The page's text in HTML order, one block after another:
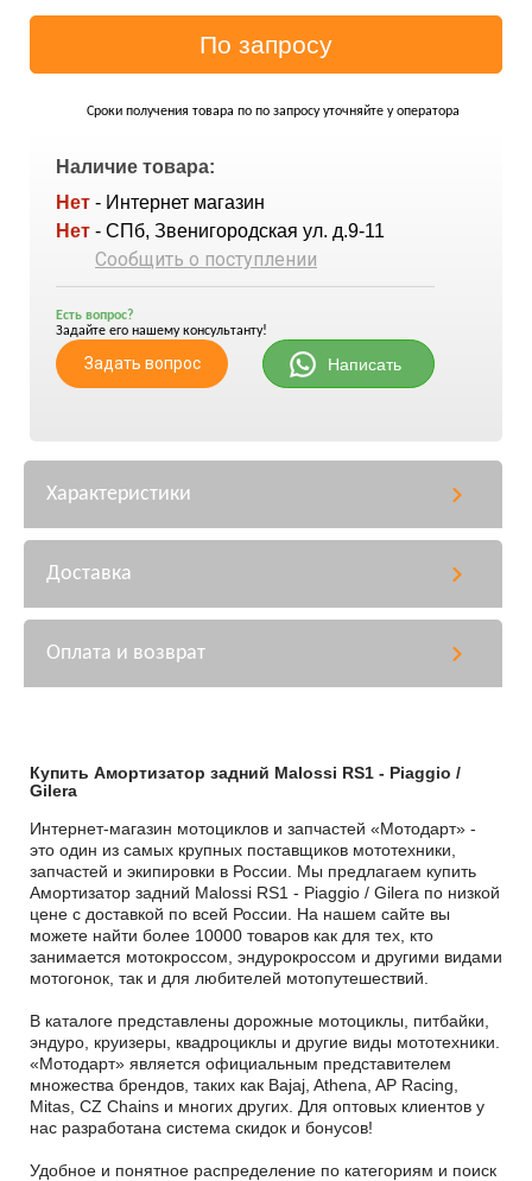
Сроки получения товара по по запросу уточняйте у оператора
Наличие товара:
Нет - Интернет магазин
Нет - СПб, Звенигородская ул. д.9-11
Сообщить о поступлении
Есть вопрос?
Задайте его нашему консультанту!
Задать вопрос Написать
Характеристики
Доставка
Оплата и возврат
Купить Амортизатор задний Malossi RS1 - Piaggio /
Gilera
Интернет-магазин мотоциклов и запчастей «Мотодарт» -
это один из самых крупных поставщиков мототехники,
запчастей и экипировки в России. Мы предлагаем купить
Амортизатор задний Malossi RS1 - Piaggio / Gilera по низкой
цене с доставкой по всей России. На нашем сайте вы
можете найти более 10000 товаров как для тех, кто
занимается мотокроссом, эндурокроссом и другими видами
мотогонок, так и для любителей мотопутешествий.
В каталоге представлены дорожные мотоциклы, питбайки,
эндуро, круизеры, квадроциклы и другие виды мототехники.
«Мотодарт» является официальным представителем
множества брендов, таких как Bajaj, Athena, AP Racing,
Mitas, CZ Chains и многих других. Для оптовых клиентов у
нас разработана система скидок и бонусов!
Удобное и понятное распределение по категориям и поиск